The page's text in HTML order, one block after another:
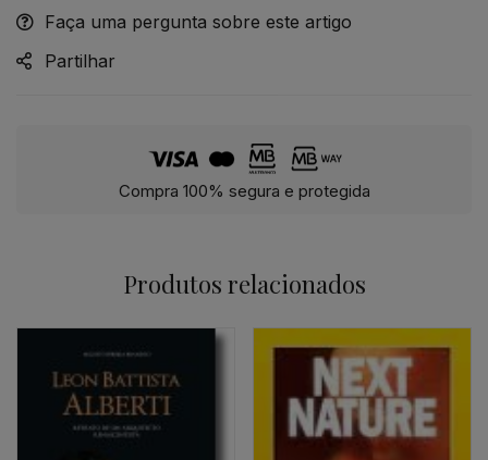
Alternative:
Faça uma pergunta sobre este artigo
Partilhar
Compra 100% segura e protegida
Produtos relacionados